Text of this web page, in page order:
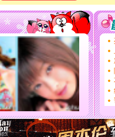
[春节]风
颜！冬
道一声平
[春节]
传
片叶子
送你一
[圣诞节]
你太多
要平安
[圣诞节]
能正大
天都要快
[圣诞节]